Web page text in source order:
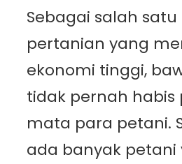
Sebagai salah
pertanian yang
ekonomi tinggi,
tidak pernah habis
mata para petani.
ada banyak petani